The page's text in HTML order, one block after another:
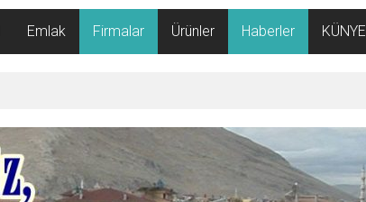
Emlak Firmalar Ürünler Haberler KÜNYE